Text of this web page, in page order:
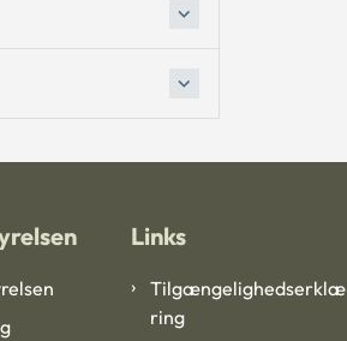
Links
Tilgængelighedserklæ
ring